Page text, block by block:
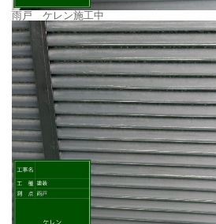
雨戸 ケレン施工中